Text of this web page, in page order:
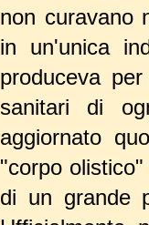
non curavano
in un'unica
produceva
sanitari di
aggiornato
"corpo
di un grande